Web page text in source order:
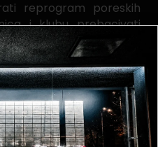
reprogram poreskih
i klubu prebacivati
zakupnina poslovnih
Bilino polje sve dok se
ili kada NK Čelik
obaveze prema Gradu
definitivno šalje
i svim Čelikovcima da je
prepreka u ovom